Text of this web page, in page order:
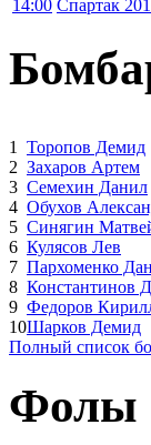
14:00 Спартак
1
Торопов Демид
2 Захаров Артем
3 Семехин Данил
4 Обухов
5 Синягин
6 Кулясов Лев
7 Пархоменко
8 Константинов
9 Федоров
10Шарков Демид
Полный список
Фолы